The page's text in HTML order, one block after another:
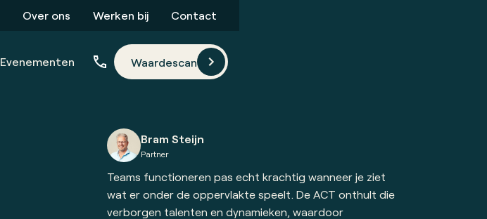
Over ons Werken bij Contact
Evenementen Waardescan
Bram Steijn
Partner
Teams functioneren pas echt krachtig wanneer je ziet
wat er onder de oppervlakte speelt. De ACT onthult die
verborgen talenten en dynamieken, waardoor